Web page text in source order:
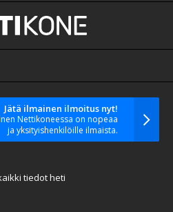
Jätä ilmainen ilmoitus nyt!
Nettikoneessa on nopeaa
ja yksityishenkilöille ilmaista.
tiedot heti